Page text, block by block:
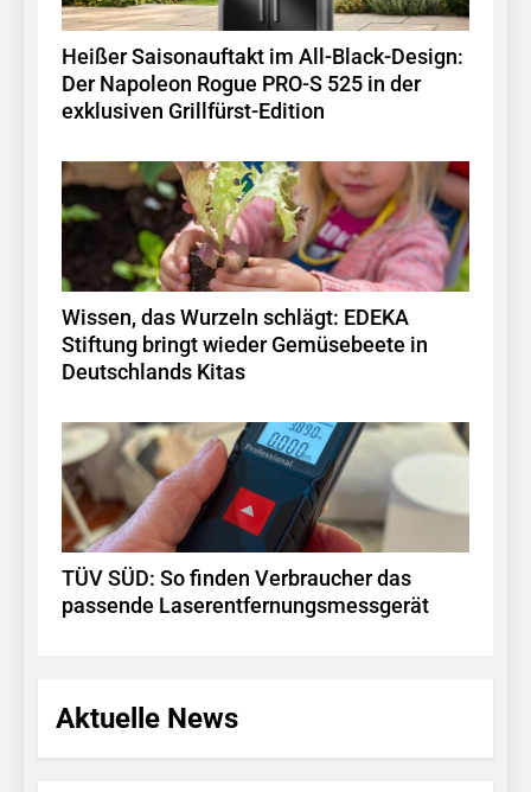
Heißer Saisonauftakt im All-Black-Design:
Der Napoleon Rogue PRO-S 525 in der
exklusiven Grillfürst-Edition
Wissen, das Wurzeln schlägt: EDEKA
Stiftung bringt wieder Gemüsebeete in
Deutschlands Kitas
TÜV SÜD: So finden Verbraucher das
passende Laserentfernungsmessgerät
Aktuelle News